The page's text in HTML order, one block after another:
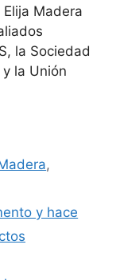
Madera
la Sociedad
la Unión
,
y hace